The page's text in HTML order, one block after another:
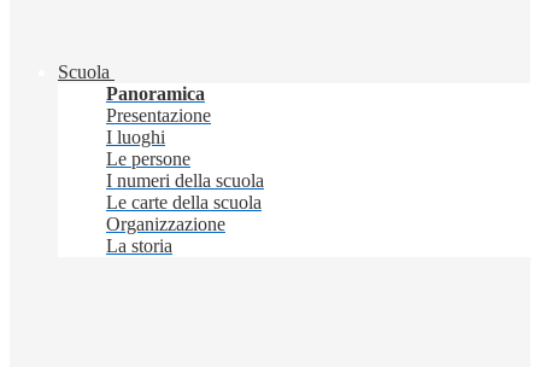
Scuola
Panoramica
Presentazione
I luoghi
Le persone
I numeri della scuola
Le carte della scuola
Organizzazione
La storia